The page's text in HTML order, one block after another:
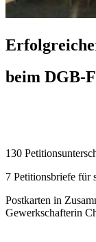
beim DGB-
130
7 Petitionsbriefe für
Postkarten in
Gewerkschafterin